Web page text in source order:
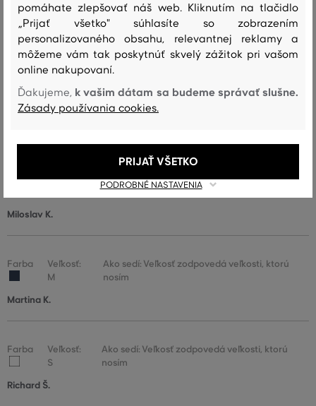
Veľkosť je oveľa väčšia ako nosím
Veľkosť: S
Janette V.
Farba
Veľkosť:
Ako sedí: Veľkosť zodpovedá veľkosti, ktorú
nosím
Miloslav K.
Farba
Veľkosť:
M
Ako sedí: Veľkosť zodpovedá veľkosti, ktorú
nosím
Martina K.
Farba
Veľkosť:
S
Ako sedí: Veľkosť zodpovedá veľkosti, ktorú
nosím
Richard Š.
pomáhate zlepšovať náš web. Kliknutím na tlačidlo
„Prijať všetko" súhlasíte so zobrazením
personalizovaného obsahu, relevantnej reklamy a
môžeme vám tak poskytnúť skvelý zážitok pri vašom
online nakupovaní.
Ďakujeme, k vašim dátam sa budeme správať slušne.
Zásady používania cookies.
PODROBNÉ NASTAVENIA
PRIJAŤ VŠETKO